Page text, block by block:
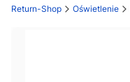
Return-Shop Oświetlenie